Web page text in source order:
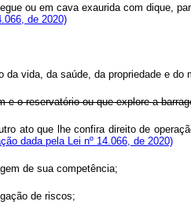
ou em cava exaurida com dique,
de 2020)
vida, da saúde, da propriedade e do
o reservatório ou que explore a
ato que lhe confira direito de
dada pela Lei nº 14.066, de 2020)
de sua competência;
de riscos;